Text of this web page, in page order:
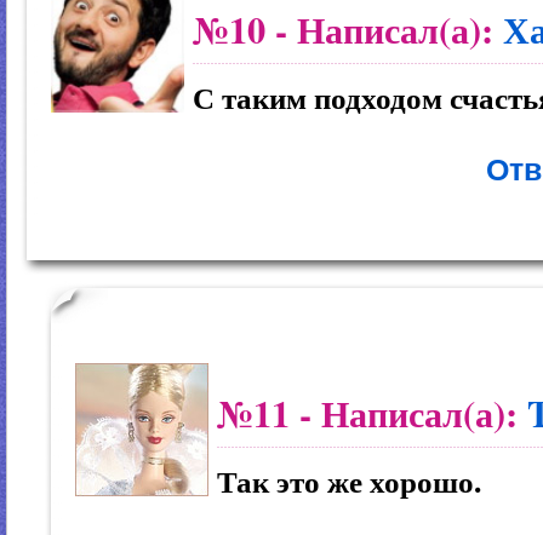
№10 - Написал(а):
С таким подходом
№11 - Написал(а):
Так это же хорошо.